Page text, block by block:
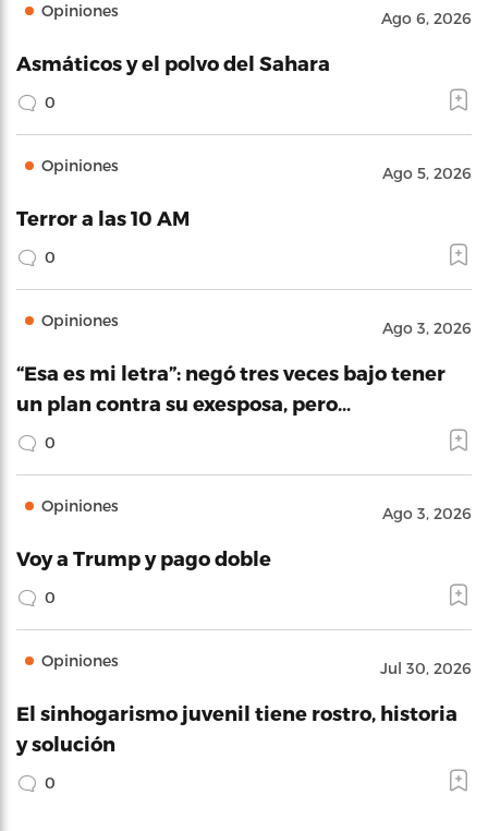
Opiniones Ago 6, 2026
Asmáticos y el polvo del Sahara
0
Opiniones Ago 5, 2026
Terror a las 10 AM
0
Opiniones Ago 3, 2026
“Esa es mi letra”: negó tres veces bajo tener
un plan contra su exesposa, pero…
0
Opiniones Ago 3, 2026
Voy a Trump y pago doble
0
Opiniones Jul 30, 2026
El sinhogarismo juvenil tiene rostro, historia
y solución
0